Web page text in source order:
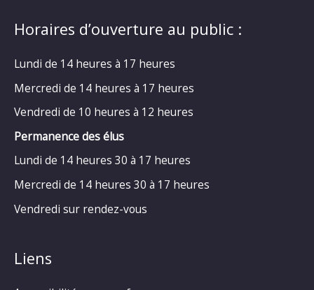
Horaires d’ouverture au public :
Lundi de 14 heures à 17 heures
Mercredi de 14 heures à 17 heures
Vendredi de 10 heures à 12 heures
Permanence des élus
Lundi de 14 heures 30 à 17 heures
Mercredi de 14 heures 30 à 17 heures
Vendredi sur rendez-vous
Liens